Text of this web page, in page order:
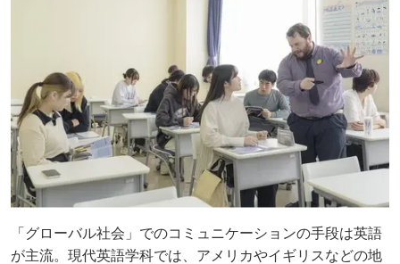
「グローバル社会」でのコミュニケーションの手段は英語
が主流。現代英語学科では、アメリカやイギリスなどの地